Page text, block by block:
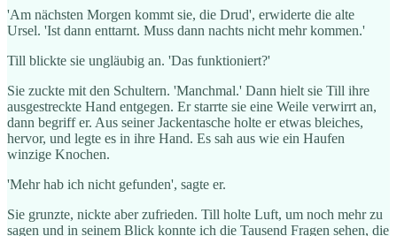
'Am nächsten Morgen kommt sie, die Drud', erwiderte die alte
Ursel. 'Ist dann enttarnt. Muss dann nachts nicht mehr kommen.'
Till blickte sie ungläubig an. 'Das funktioniert?'
Sie zuckte mit den Schultern. 'Manchmal.' Dann hielt sie Till ihre
ausgestreckte Hand entgegen. Er starrte sie eine Weile verwirrt an,
dann begriff er. Aus seiner Jackentasche holte er etwas bleiches,
hervor, und legte es in ihre Hand. Es sah aus wie ein Haufen
winzige Knochen.
'Mehr hab ich nicht gefunden', sagte er.
Sie grunzte, nickte aber zufrieden. Till holte Luft, um noch mehr zu
sagen und in seinem Blick konnte ich die Tausend Fragen sehen, die